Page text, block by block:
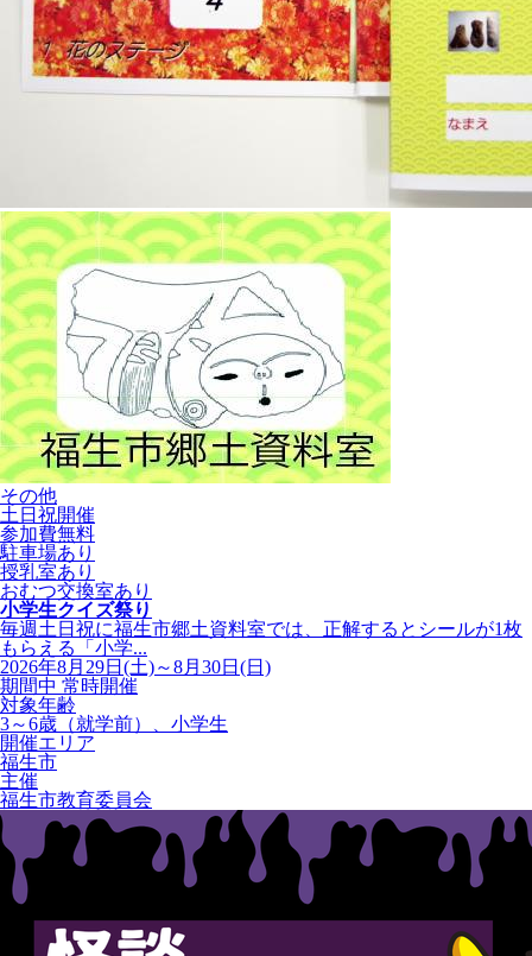
その他
土日祝開催
参加費無料
駐車場あり
授乳室あり
おむつ交換室あり
小学生クイズ祭り
毎週土日祝に福生市郷土資料室では、正解するとシールが1枚
もらえる「小学...
2026年8月29日(土)～8月30日(日)
期間中 常時開催
対象年齢
3～6歳（就学前）、小学生
開催エリア
福生市
主催
福生市教育委員会